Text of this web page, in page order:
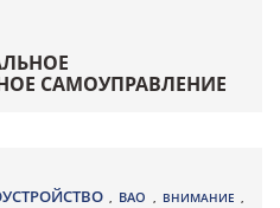
САМОУПРАВЛЕНИЕ
, ВАО , ВНИМАНИЕ ,